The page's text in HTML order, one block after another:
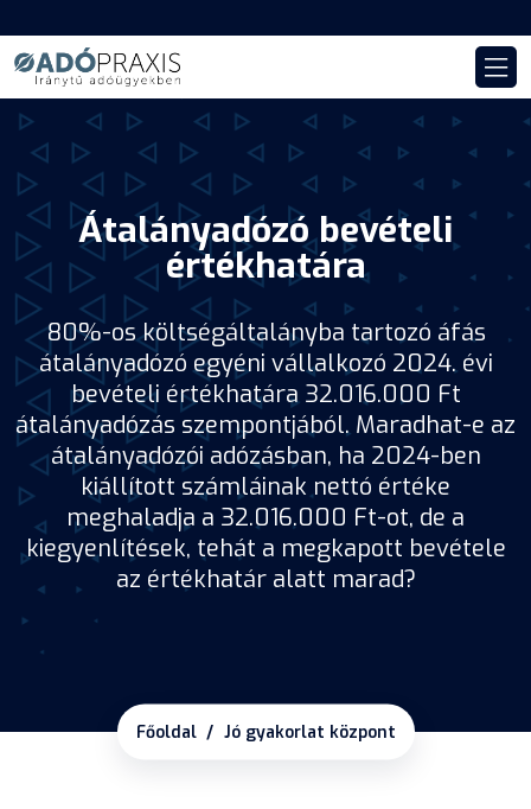
Átalányadózó bevételi
értékhatára
80%-os költségáltalányba tartozó áfás
átalányadózó egyéni vállalkozó 2024. évi
bevételi értékhatára 32.016.000 Ft
átalányadózás szempontjából. Maradhat-e az
átalányadózói adózásban, ha 2024-ben
kiállított számláinak nettó értéke
meghaladja a 32.016.000 Ft-ot, de a
kiegyenlítések, tehát a megkapott bevétele
az értékhatár alatt marad?
Főoldal Jó gyakorlat központ